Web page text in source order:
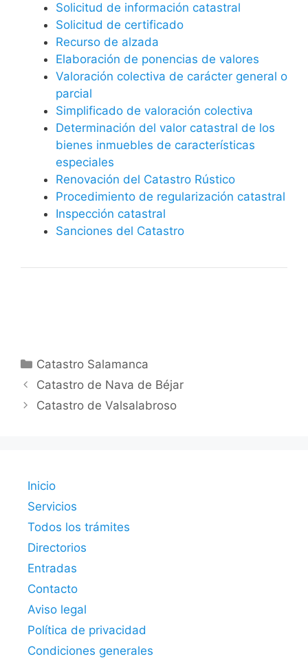
Solicitud de información catastral
Solicitud de certificado
Recurso de alzada
Elaboración de ponencias de valores
Valoración colectiva de carácter general o
parcial
Simplificado de valoración colectiva
Determinación del valor catastral de los
bienes inmuebles de características
especiales
Renovación del Catastro Rústico
Procedimiento de regularización catastral
Inspección catastral
Sanciones del Catastro
Categorías
Catastro Salamanca
Catastro de Nava de Béjar
Catastro de Valsalabroso
Inicio
Servicios
Todos los trámites
Directorios
Entradas
Contacto
Aviso legal
Política de privacidad
Condiciones generales